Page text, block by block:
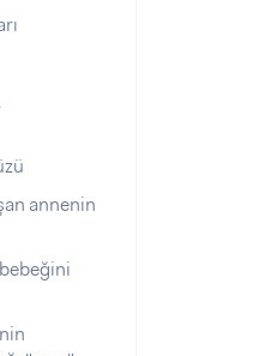
annenin